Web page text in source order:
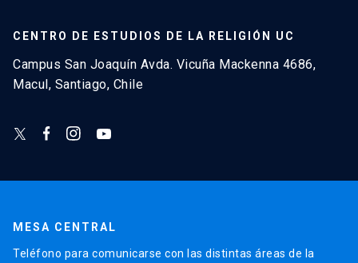
CENTRO DE ESTUDIOS DE LA RELIGIÓN UC
Campus San Joaquín Avda. Vicuña Mackenna 4686,
Macul, Santiago, Chile
MESA CENTRAL
Teléfono para comunicarse con las distintas áreas de la